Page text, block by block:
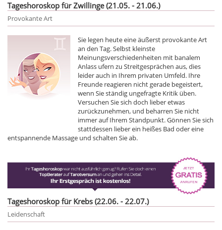
Tageshoroskop für Zwillinge (21.05. - 21.06.)
Provokante Art
Sie legen heute eine äußerst provokante Art
an den Tag. Selbst kleinste
Meinungsverschiedenheiten mit banalem
Anlass ufern zu Streitgesprächen aus, dies
leider auch in Ihrem privaten Umfeld. Ihre
Freunde reagieren nicht gerade begeistert,
wenn Sie ständig ungefragte Kritik üben.
Versuchen Sie sich doch lieber etwas
zurückzunehmen, und beharren Sie nicht
immer auf Ihrem Standpunkt. Gönnen Sie sich
stattdessen lieber ein heißes Bad oder eine
entspannende Massage und schalten Sie ab.
Tageshoroskop für Krebs (22.06. - 22.07.)
Leidenschaft